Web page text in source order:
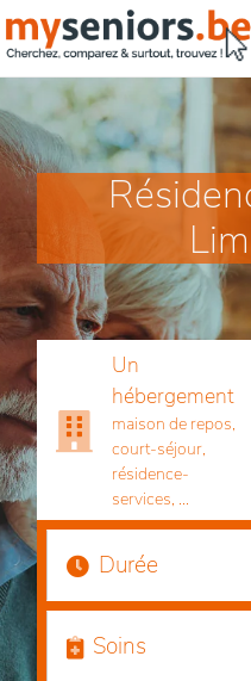
Un
hébergement
maison de repos,
court-séjour,
résidence-
services, ...
Durée
Soins